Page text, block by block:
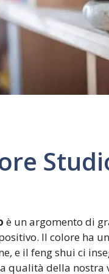
Scrivere
Stagioni
è un argomento di
Il colore ha
e il feng shui ci
qualità della nostra